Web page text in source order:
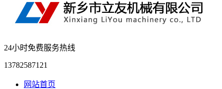
24小时免费服务热线
13782587121
网站首页